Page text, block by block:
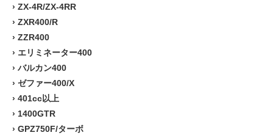
› ZX-4R/ZX-4RR
› ZXR400/R
› ZZR400
› エリミネーター400
› バルカン400
› ゼファー400/X
› 401cc以上
› 1400GTR
› GPZ750F/ターボ